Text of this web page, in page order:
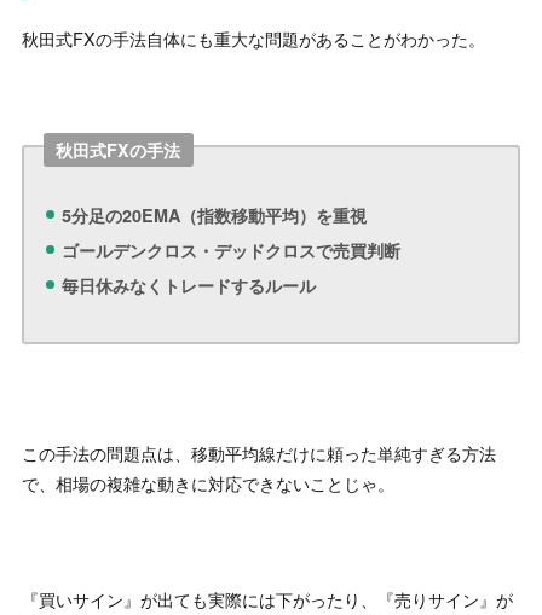
秋田式FXの手法自体にも重大な問題があることがわかった。
秋田式FXの手法
5分足の20EMA（指数移動平均）を重視
ゴールデンクロス・デッドクロスで売買判断
毎日休みなくトレードするルール
この手法の問題点は、移動平均線だけに頼った単純すぎる方法
で、相場の複雑な動きに対応できないことじゃ。
『買いサイン』が出ても実際には下がったり、『売りサイン』が